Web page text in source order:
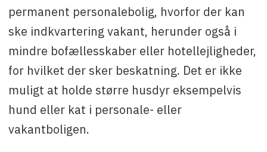
permanent personalebolig, hvorfor der kan
ske indkvartering vakant, herunder også i
mindre bofællesskaber eller hotellejligheder,
for hvilket der sker beskatning. Det er ikke
muligt at holde større husdyr eksempelvis
hund eller kat i personale- eller
vakantboligen.